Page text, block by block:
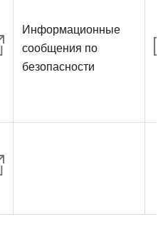
Информационные
сообщения по
безопасности